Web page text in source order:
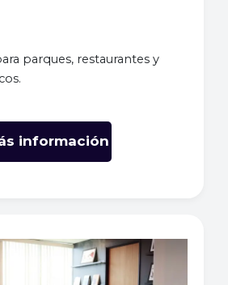
parques, restaurantes y
información